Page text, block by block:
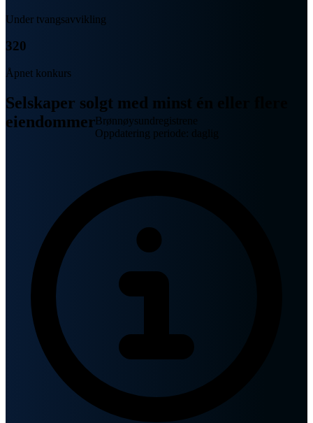
Under tvangsavvikling
320
Åpnet konkurs
Selskaper solgt med minst én eller flere
eiendommerBrønnøysundregistrene
Oppdatering periode: daglig